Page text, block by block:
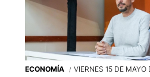
ECONOMÍA VIERNES 15 DE MAYO